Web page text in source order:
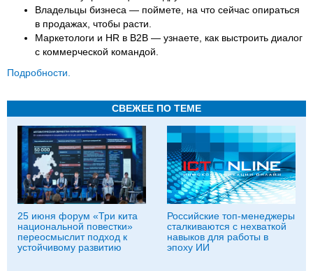
Владельцы бизнеса — поймете, на что сейчас опираться
в продажах, чтобы расти.
Маркетологи и HR в B2B — узнаете, как выстроить диалог
с коммерческой командой.
Подробности.
СВЕЖЕЕ ПО ТЕМЕ
25 июня форум «Три кита
национальной повестки»
переосмыслит подход к
устойчивому развитию
Российские топ-менеджеры
сталкиваются с нехваткой
навыков для работы в
эпоху ИИ